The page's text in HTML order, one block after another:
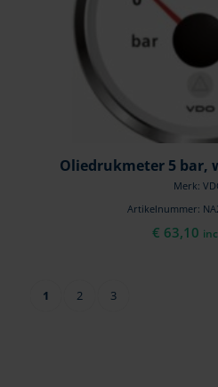
Oliedrukmeter 5 bar,
Merk:
Artikelnummer:
€ 63,10
1 2 3